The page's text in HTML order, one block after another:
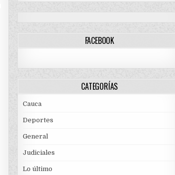
FACEBOOK
CATEGORÍAS
Cauca
Deportes
General
Judiciales
Lo último